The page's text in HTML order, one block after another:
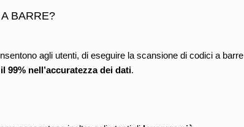
BARRE?
agli utenti, di eseguire la scansione di codici a barre
99% nell’accuratezza dei dati.